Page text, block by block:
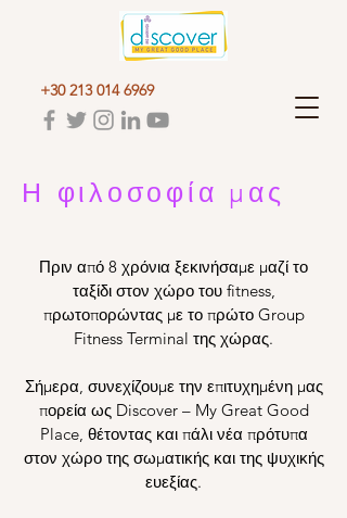
+30 213 014 6969
Η φιλοσοφία μας
Πριν από 8 χρόνια ξεκινήσαμε μαζί το
ταξίδι στον χώρο του fitness,
πρωτοπορώντας με το πρώτο Group
Fitness Terminal της χώρας.
Σήμερα, συνεχίζουμε την επιτυχημένη μας
πορεία ως Discover – My Great Good
Place, θέτοντας και πάλι νέα πρότυπα
στον χώρο της σωματικής και της ψυχικής
ευεξίας.